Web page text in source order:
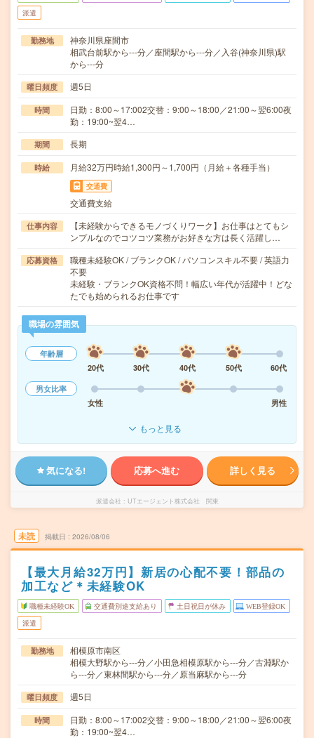
派遣
勤務地
神奈川県座間市
相武台前駅から---分／座間駅から---分／入谷(神奈川県)駅
から---分
曜日頻度 週5日
時間
日勤：8:00～17:002交替：9:00～18:00／21:00～翌6:00夜
勤：19:00~翌4…
期間 長期
時給 月給32万円時給1,300円～1,700円（月給＋各種手当）
交通費
交通費支給
仕事内容
【未経験からできるモノづくりワーク】お仕事はとてもシ
ンプルなのでコツコツ業務がお好きな方は長く活躍し…
応募資格
職種未経験OK / ブランクOK / パソコンスキル不要 / 英語力
不要
未経験・ブランクOK資格不問！幅広い年代が活躍中！どな
たでも始められるお仕事です
職場の雰囲気
年齢層
20代
30代 40代 50代
60代
男女比率
女性
男性
もっと見る
気になる! 応募へ進む 詳しく見る
派遣会社 UTエージェント株式会社 関東
未読 掲載日 2026/08/06
【最大月給32万円】新居の心配不要！部品の
加工など＊未経験OK
職種未経験OK 交通費別途支給あり 土日祝日が休み WEB登録OK
派遣
勤務地
相模原市南区
相模大野駅から---分／小田急相模原駅から---分／古淵駅か
ら---分／東林間駅から---分／原当麻駅から---分
曜日頻度 週5日
時間
日勤：8:00～17:002交替：9:00～18:00／21:00～翌6:00夜
勤：19:00~翌4…